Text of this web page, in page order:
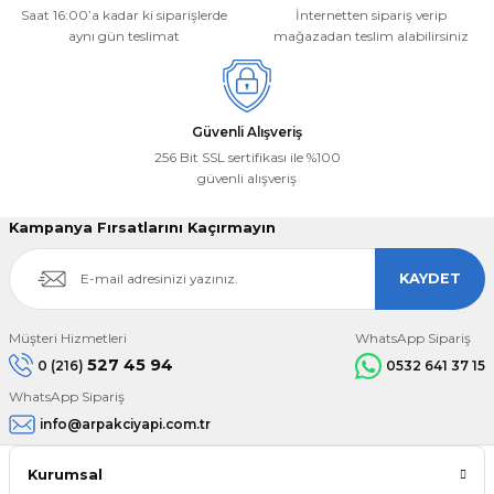
Saat 16:00’a kadar ki siparişlerde
aynı gün teslimat
İnternetten sipariş verip
mağazadan teslim alabilirsiniz
Güvenli Alışveriş
256 Bit SSL sertifikası ile %100
güvenli alışveriş
Kampanya Fırsatlarını Kaçırmayın
KAYDET
Müşteri Hizmetleri
0 (216) 527 45 94
WhatsApp Sipariş
0532 641 37 15
WhatsApp Sipariş
info@arpakciyapi.com.tr
Kurumsal